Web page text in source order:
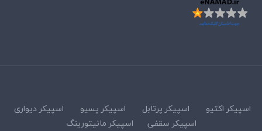
اسپیکر اکتیو اسپیکر پرتابل اسپیکر پسیو
اسپیکر دیواری
اسپیکر سقفی
اسپیکر مانیتورینگ